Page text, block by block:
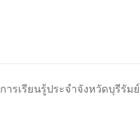
ารเรียนรู้ประจำจังหวัดบุรีรัมย์